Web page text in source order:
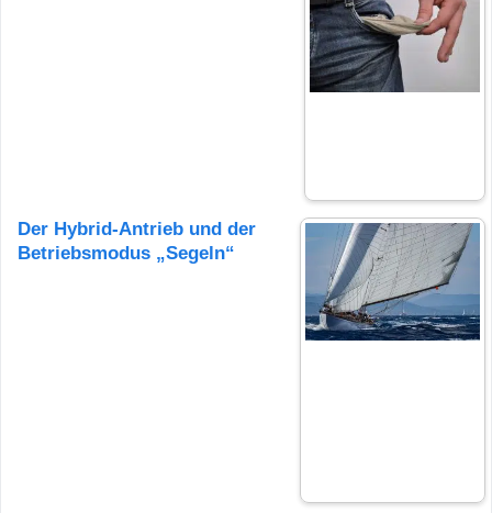
Der Hybrid-Antrieb und der
Betriebsmodus „Segeln“